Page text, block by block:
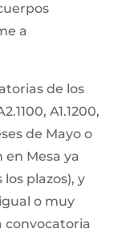
a
de los
A1.1200,
de Mayo o
Mesa ya
plazos), y
o muy
convocatoria